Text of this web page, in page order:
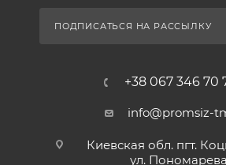
ПОДПИСАТЬСЯ НА РАССЫЛКУ
+38 067 346 70
info@promsiz-
Киевская обл. пгт.
ул.